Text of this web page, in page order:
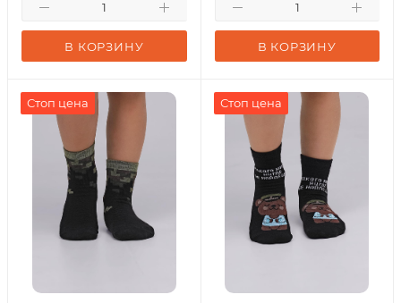
В КОРЗИНУ В КОРЗИНУ
Стоп цена Стоп цена